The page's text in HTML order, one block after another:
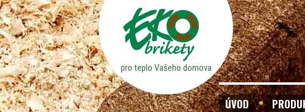
pro teplo Vašeho domova
ÚVOD